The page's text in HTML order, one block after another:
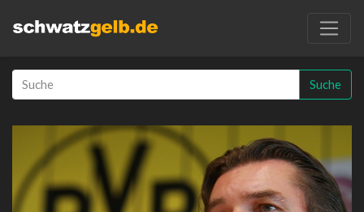
Suche